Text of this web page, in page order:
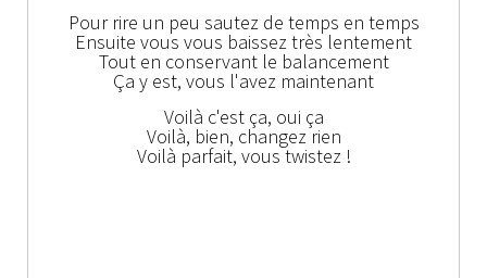
Pour rire un peu sautez de temps en temps
Ensuite vous vous baissez très lentement
Tout en conservant le balancement
Ça y est, vous l'avez maintenant
Voilà c'est ça, oui ça
Voilà, bien, changez rien
Voilà parfait, vous twistez !